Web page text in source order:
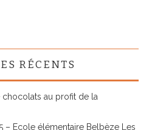
RÉCENTS
chocolats au profit de la
– Ecole élémentaire Belbèze Les